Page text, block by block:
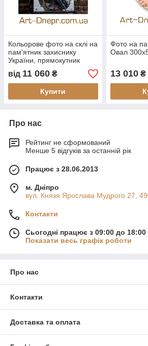
Кольорове фото на склі на
пам'ятник захиснику
України, прямокутник
300х500х12 мм
від 11 060 ₴
Купити
Фото на
Овал
13 010₴
Про нас
Рейтинг не сформований
Менше 5 відгуків за останній рік
Працює з 28.06.2013
м. Дніпро
вул. Князя Ярослава Мудрого 27,
Контакти
Сьогодні працює з 09:00 до 18:00
Показати весь графік роботи
Про нас
Контакти
Доставка та оплата